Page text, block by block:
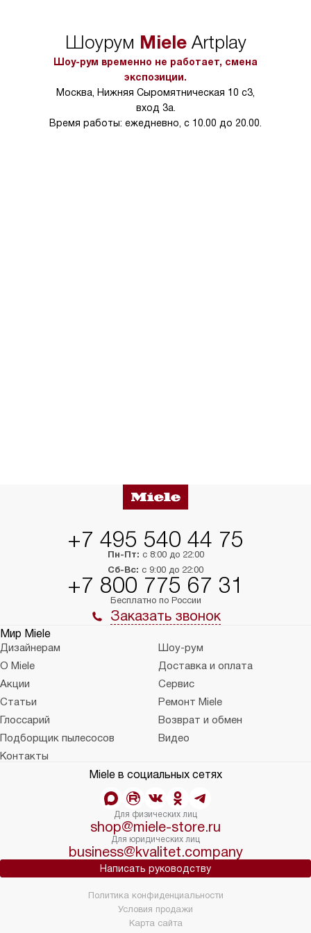
в условиях
тарифы на услуги
Шоурум MieleArtplay
Шоу-рум временно не работает, смена
экспозиции.
Москва, Нижняя Сыромятническая 10 с3,
вход 3а.
Время работы: ежедневно, с 10.00 до 20.00.
+7 495 540 44 75
Пн-Пт: с 8:00 до 22:00
Сб-Вс: с 9:00 до 22:00
+7 800 775 67 31
Бесплатно по России
Заказать звонок
Мир Miele
Дизайнерам
Шоу-рум
О Miele
Доставка и оплата
Акции
Сервис
Статьи
Ремонт Miele
Глоссарий
Возврат и обмен
Подборщик пылесосов
Видео
Контакты
Miele в социальных сетях
Для физических лиц
shop@miele-store.ru
Для юридических лиц
business@kvalitet.company
Написать руководству
Политика конфиденциальности
Условия продажи
Карта сайта